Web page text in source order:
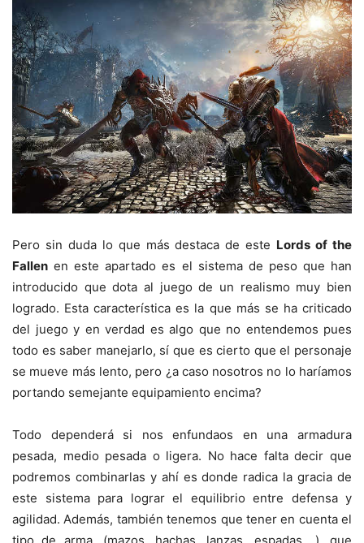
Pero sin duda lo que más destaca de este Lords of the
Fallen en este apartado es el sistema de peso que han
introducido que dota al juego de un realismo muy bien
logrado. Esta característica es la que más se ha criticado
del juego y en verdad es algo que no entendemos pues
todo es saber manejarlo, sí que es cierto que el personaje
se mueve más lento, pero ¿a caso nosotros no lo haríamos
portando semejante equipamiento encima?
Todo dependerá si nos enfundaos en una armadura
pesada, medio pesada o ligera. No hace falta decir que
podremos combinarlas y ahí es donde radica la gracia de
este sistema para lograr el equilibrio entre defensa y
agilidad. Además, también tenemos que tener en cuenta el
tipo de arma, (mazos, hachas, lanzas, espadas,…), que